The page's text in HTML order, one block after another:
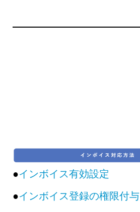
●インボイス有効設定
●インボイス登録の権限付与